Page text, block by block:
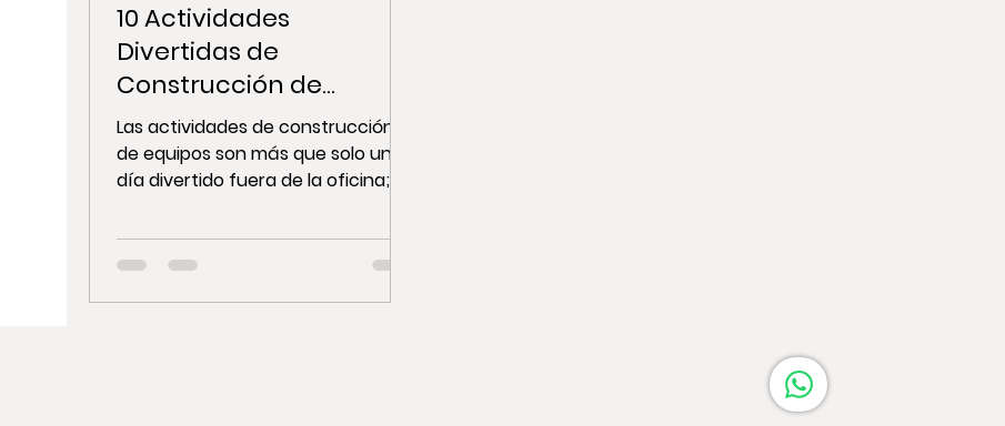
10 Actividades
Divertidas de
Construcción de
Equipos Para Tu Próximo
Día fuera De La Oficina
Las actividades de construcción
de equipos son más que solo un
día divertido fuera de la oficina;